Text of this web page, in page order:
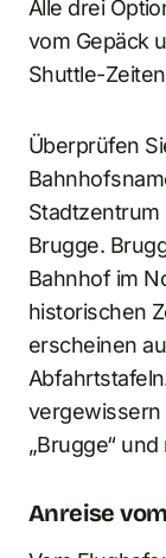
Alle drei
vom Gepäck
Shuttle-
Überprüfen
Stadtzentrum
Brugge.
Bahnhof im
historischen
erscheinen
vergewissern
„Brugge“
Anreise